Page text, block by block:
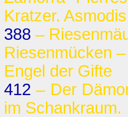
Kratzer.
388 –
Riesenmücken
Engel der Gifte
412 – Der
im Schankraum.